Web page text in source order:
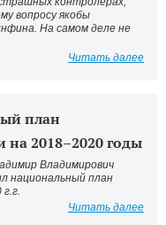
вопросу якобы
На самом деле не
Читать далее
план
2018–2020 годы
Владимирович
национальный план
Читать далее